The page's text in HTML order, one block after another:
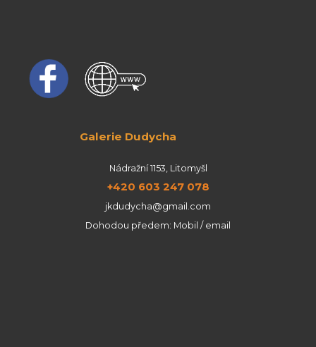
Galerie Dudycha
Nádražní 1153, Litomyšl
+420 603 247 078
jkdudycha@gmail.com
Dohodou předem: Mobil / email